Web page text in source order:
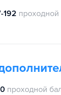
192 проходной
проходной